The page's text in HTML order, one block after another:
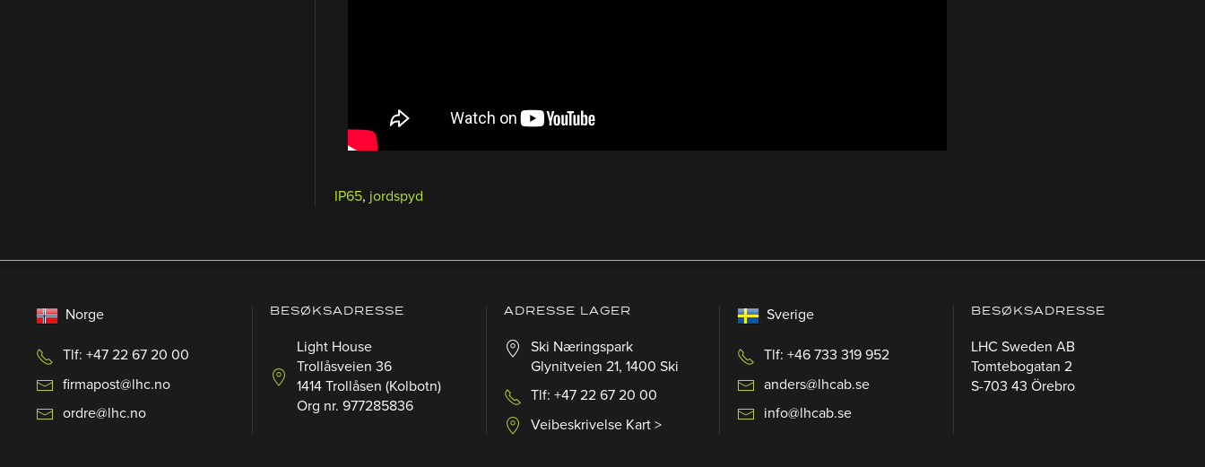
IP65, jordspyd
Norge
Tlf: +47 22 67 20 00
firmapost@lhc.no
ordre@lhc.no
BESØKSADRESSE
Light House
Trollåsveien 36
1414 Trollåsen (Kolbotn)
Org nr. 977285836
ADRESSE LAGER
Ski Næringspark
Glynitveien 21, 1400 Ski
Tlf: +47 22 67 20 00
Veibeskrivelse Kart >
Sverige
Tlf: +46 733 319 952
anders@lhcab.se
info@lhcab.se
BESØKSADRESSE
LHC Sweden AB
Tomtebogatan 2
S-703 43 Örebro